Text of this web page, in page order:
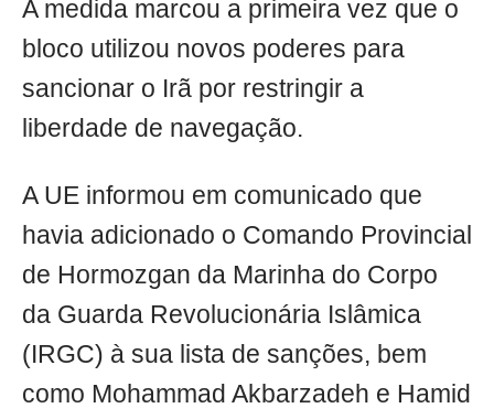
A medida marcou a primeira vez que o
bloco utilizou novos poderes para
sancionar o Irã por restringir a
liberdade de navegação.
A UE informou em comunicado que
havia adicionado o Comando Provincial
de Hormozgan da Marinha do Corpo
da Guarda Revolucionária Islâmica
(IRGC) à sua lista de sanções, bem
como Mohammad Akbarzadeh e Hamid